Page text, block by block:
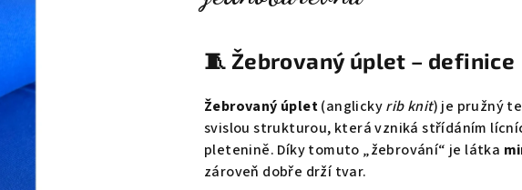
🧵 Žebrovaný úplet – definice
Žebrovaný úplet(anglickyrib knit) je pružný
svislou strukturou, která vzniká střídáním
pletenině. Díky tomuto „žebrování“ je látka
zároveň dobře drží tvar.